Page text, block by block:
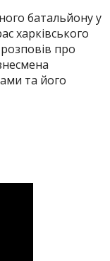
батальйону у
харківського
розповів про
та його